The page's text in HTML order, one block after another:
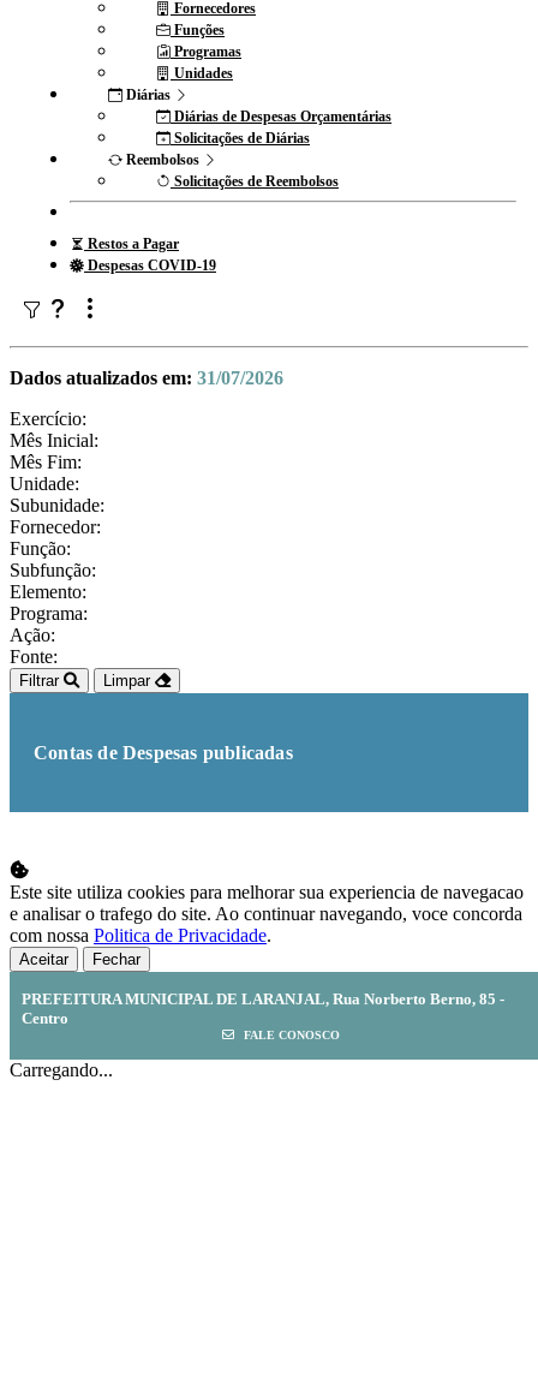
Fornecedores
Funções
Programas
Unidades
Diárias
Diárias de Despesas Orçamentárias
Solicitações de Diárias
Reembolsos
Solicitações de Reembolsos
Restos a Pagar
Despesas COVID-19
Dados atualizados em: 31/07/2026
Exercício:
Mês Inicial:
Mês Fim:
Unidade:
Subunidade:
Fornecedor:
Função:
Subfunção:
Elemento:
Programa:
Ação:
Fonte:
Filtrar Limpar
Contas de Despesas publicadas
Este site utiliza cookies para melhorar sua experiencia de navegacao
e analisar o trafego do site. Ao continuar navegando, voce concorda
com nossa Politica de Privacidade.
Aceitar Fechar
PREFEITURA MUNICIPAL DE LARANJAL, Rua Norberto Berno, 85 -
Centro
FALE CONOSCO
Carregando...